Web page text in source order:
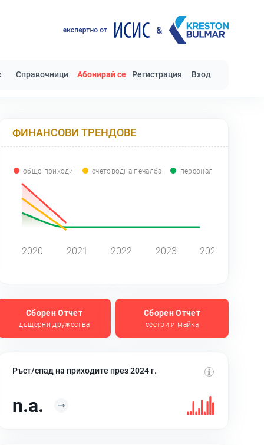
Справочници Абонирай се Регистрация Вход
ФИНАНСОВИ ТРЕНДОВЕ
общо приходи счетоводна печалба персонал
2020 2021 2022 2023 2024
Сборен Отчет
дъщерни дружества
Сборен Отчет
сестри и майка
Ръст/спад на приходите през 2024 г.
n.a.